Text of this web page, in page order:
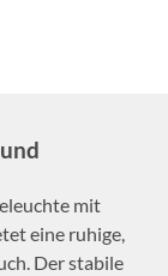
mit
eine ruhige,
Der stabile